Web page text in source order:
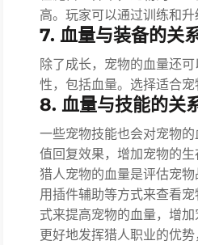
高。玩家可以通过训练和
7. 血量与装备的关
除了成长，宠物的血量还
性，包括血量。选择适合
8. 血量与技能的关
一些宠物技能也会对宠物
值回复效果，增加宠物的
猎人宠物的血量是评估宠
用插件辅助等方式来查看
式来提高宠物的血量，增
更好地发挥猎人职业的优势